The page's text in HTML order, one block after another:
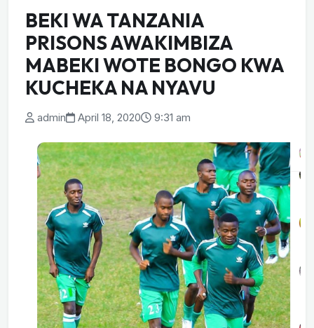
BEKI WA TANZANIA
PRISONS AWAKIMBIZA
MABEKI WOTE BONGO KWA
KUCHEKA NA NYAVU
admin April 18, 2020 9:31 am